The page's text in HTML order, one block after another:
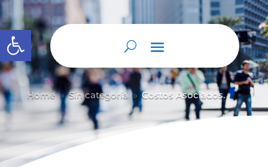
Abrir barra de herramientas
Home 9 Sin categoría 9 Costos Asociados.